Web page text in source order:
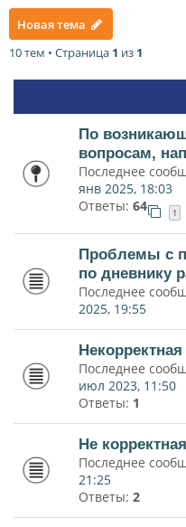
Новая тема
10 тем • Страница 1 из 1
По
вопросам,
Последнее
янв 2025, 18:03
Ответы: 64 1
Проблемы с
по дневнику
Последнее
2025, 19:55
Последнее
июл 2023, 11:50
Ответы: 1
Не
Последнее
21:25
Ответы: 2